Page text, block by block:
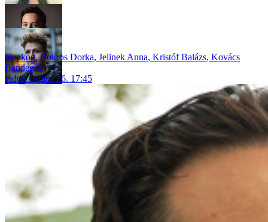
plankog,Bokros Dorka, Jelinek Anna, Kristóf Balázs, Kovács
Bendegúz
video
július 26. 17:45